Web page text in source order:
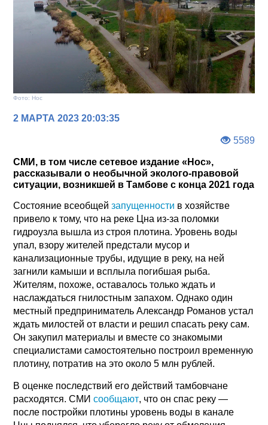
Фото: Нос
2 МАРТА 2023 20:03:35
5589
СМИ, в том числе сетевое издание «Нос»,
рассказывали о необычной эколого-правовой
ситуации, возникшей в Тамбове с конца 2021 года
Состояние всеобщейзапущенности в хозяйстве
привело к тому, что на реке Цна из-за поломки
гидроузла вышла из строя плотина. Уровень воды
упал, взору жителей предстали мусор и
канализационные трубы, идущие в реку, на ней
загнили камыши и всплыла погибшая рыба.
Жителям, похоже, оставалось только ждать и
наслаждаться гнилостным запахом. Однако один
местный предприниматель Александр Романов устал
ждать милостей от власти и решил спасать реку сам.
Он закупил материалы и вместе со знакомыми
специалистами самостоятельно построил временную
плотину, потратив на это около 5 млн рублей.
В оценке последствий его действий тамбовчане
расходятся. СМИсообщают, что он спас реку —
после постройки плотины уровень воды в канале